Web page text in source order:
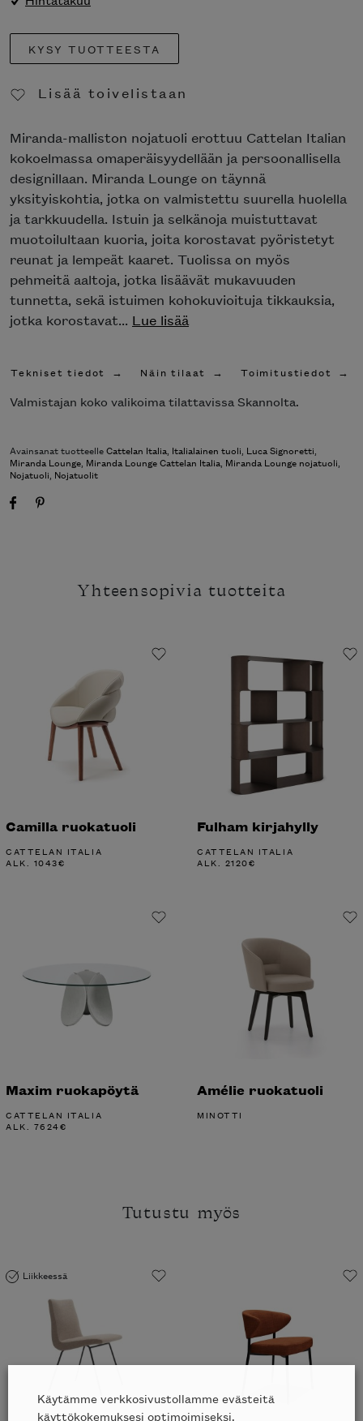
KYSY TUOTTEESTA
Lisää toivelistaan
Miranda-malliston nojatuoli erottuu Cattelan Italian
kokoelmassa omaperäisyydellään ja persoonallisella
designillaan. Miranda Lounge on täynnä
yksityiskohtia, jotka on valmistettu suurella huolella
ja tarkkuudella. Istuin ja selkänoja muistuttavat
muotoilultaan kuoria, joita korostavat pyöristetyt
reunat ja lempeät kaaret. Tuolissa on myös
pehmeitä aaltoja, jotka lisäävät mukavuuden
tunnetta, sekä istuimen kohokuvioituja tikkauksia,
jotka korostavat... Lue lisää
Tekniset tiedot Näin tilaat Toimitustiedot
Valmistajan koko valikoima tilattavissa Skannolta.
Avainsanat tuotteelleCattelan Italia, Italialainen tuoli, Luca Signoretti,
Miranda Lounge, Miranda Lounge Cattelan Italia, Miranda Lounge nojatuoli,
Nojatuoli, Nojatuolit
Yhteensopivia tuotteita
Camilla ruokatuoli
CATTELAN ITALIA
ALK. 1043€
Fulham kirjahylly
CATTELAN ITALIA
ALK. 2120€
Maxim ruokapöytä
CATTELAN ITALIA
ALK. 7624€
Amélie ruokatuoli
MINOTTI
Tutustu myös
Liikkeessä
Käytämme verkkosivustollamme evästeitä
käyttökokemuksesi optimoimiseksi.